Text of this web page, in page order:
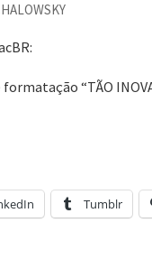
“TÃO
Tumblr